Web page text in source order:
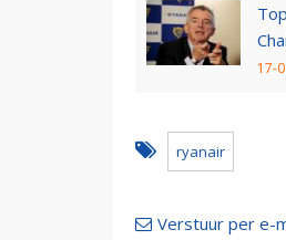
17-
ryanair
Verstuur per e-